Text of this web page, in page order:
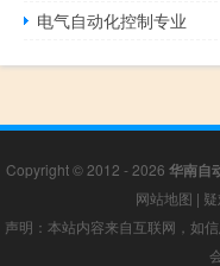
电气自动化控制专业
Copyright © 2012 - 2026 华南自
网站地图 |
声明：本站内容来自互联网，如